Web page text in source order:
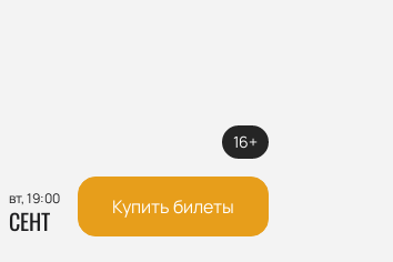
вт, 19:00
СЕНТ
16+
Купить билеты